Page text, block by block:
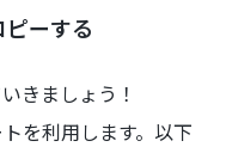
ーする
きましょう！
を利用します。以下